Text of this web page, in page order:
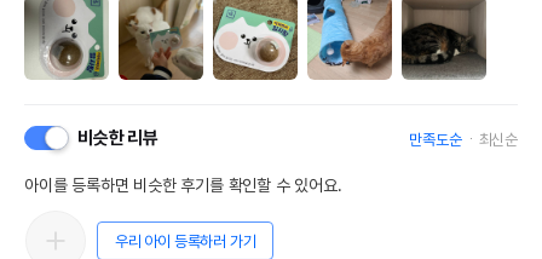
비슷한 리뷰 만족도순 최신순
아이를 등록하면 비슷한 후기를 확인할 수 있어요.
우리 아이 등록하러 가기